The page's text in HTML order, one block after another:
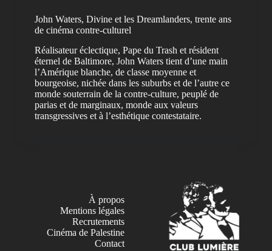
John Waters, Divine et les Dreamlanders, trente ans
de cinéma contre-culturel
Réalisateur éclectique, Pape du Trash et résident
éternel de Baltimore, John Waters tient d’une main
l’Amérique blanche, de classe moyenne et
bourgeoise, nichée dans les suburbs et de l’autre ce
monde souterrain de la contre-culture, peuplé de
parias et de marginaux, monde aux valeurs
transgressives et à l’esthétique contestataire.
À propos
Mentions légales
Recrutements
Cinéma de Palestine
Contact